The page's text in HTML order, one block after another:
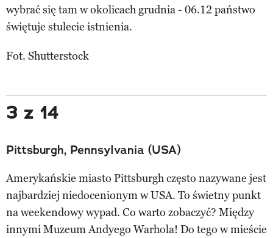
wybrać się tam w okolicach grudnia - 06.12 państwo
świętuje stulecie istnienia.
Fot. Shutterstock
3 z 14
Pittsburgh, Pennsylvania (USA)
Amerykańskie miasto Pittsburgh często nazywane jest
najbardziej niedocenionym w USA. To świetny punkt
na weekendowy wypad. Co warto zobaczyć? Między
innymi Muzeum Andyego Warhola! Do tego w mieście